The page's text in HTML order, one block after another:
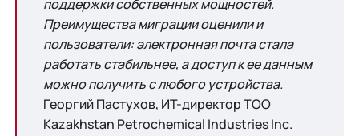
поддержки собственных мощностей.
Преимущества миграции оценили и
пользователи: электронная почта стала
работать стабильнее, а доступ к ее данным
можно получить с любого устройства.
Георгий Пастухов, ИT-директор ТОО
Kazakhstan Petrochemical Industries Inc.